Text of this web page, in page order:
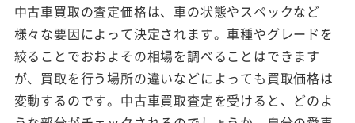
中古車買取の査定価格は、車の状態やスペックなど
様々な要因によって決定されます。車種やグレードを
絞ることでおおよその相場を調べることはできます
が、買取を行う場所の違いなどによっても買取価格は
変動するのです。中古車買取査定を受けると、どのよ